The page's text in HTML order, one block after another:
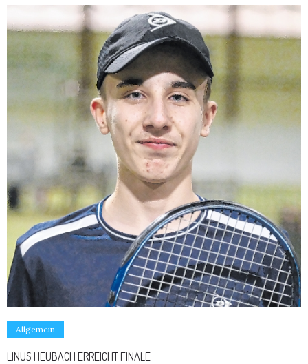
Allgemein
LINUS HEUBACH ERREICHT FINALE